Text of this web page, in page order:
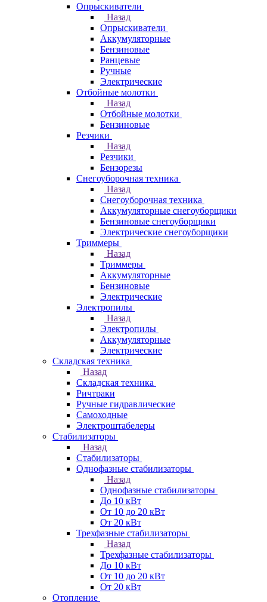
Опрыскиватели
Назад
Опрыскиватели
Аккумуляторные
Бензиновые
Ранцевые
Ручные
Электрические
Отбойные молотки
Назад
Отбойные молотки
Бензиновые
Резчики
Назад
Резчики
Бензорезы
Снегоуборочная техника
Назад
Снегоуборочная техника
Аккумуляторные снегоуборщики
Бензиновые снегоуборщики
Электрические снегоуборщики
Триммеры
Назад
Триммеры
Аккумуляторные
Бензиновые
Электрические
Электропилы
Назад
Электропилы
Аккумуляторные
Электрические
Складская техника
Назад
Складская техника
Ричтраки
Ручные гидравлические
Самоходные
Электроштабелеры
Стабилизаторы
Назад
Стабилизаторы
Однофазные стабилизаторы
Назад
Однофазные стабилизаторы
До 10 кВт
От 10 до 20 кВт
От 20 кВт
Трехфазные стабилизаторы
Назад
Трехфазные стабилизаторы
До 10 кВт
От 10 до 20 кВт
От 20 кВт
Отопление